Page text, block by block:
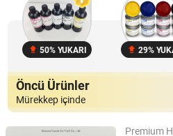
50% YUKARI 29%
Öncü Ürünler
Mürekkep içinde
Premium